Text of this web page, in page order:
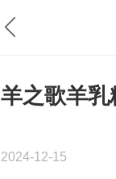
羊之歌羊
2024-12-15